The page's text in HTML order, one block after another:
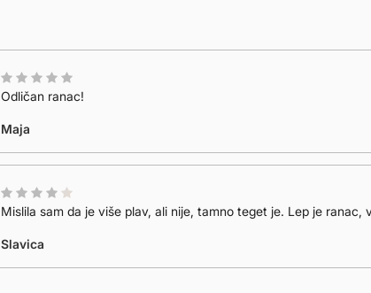
Odličan ranac!
Maja
Mislila sam da je više plav, ali nije, tamno teget je. Lep je ranac,
Slavica